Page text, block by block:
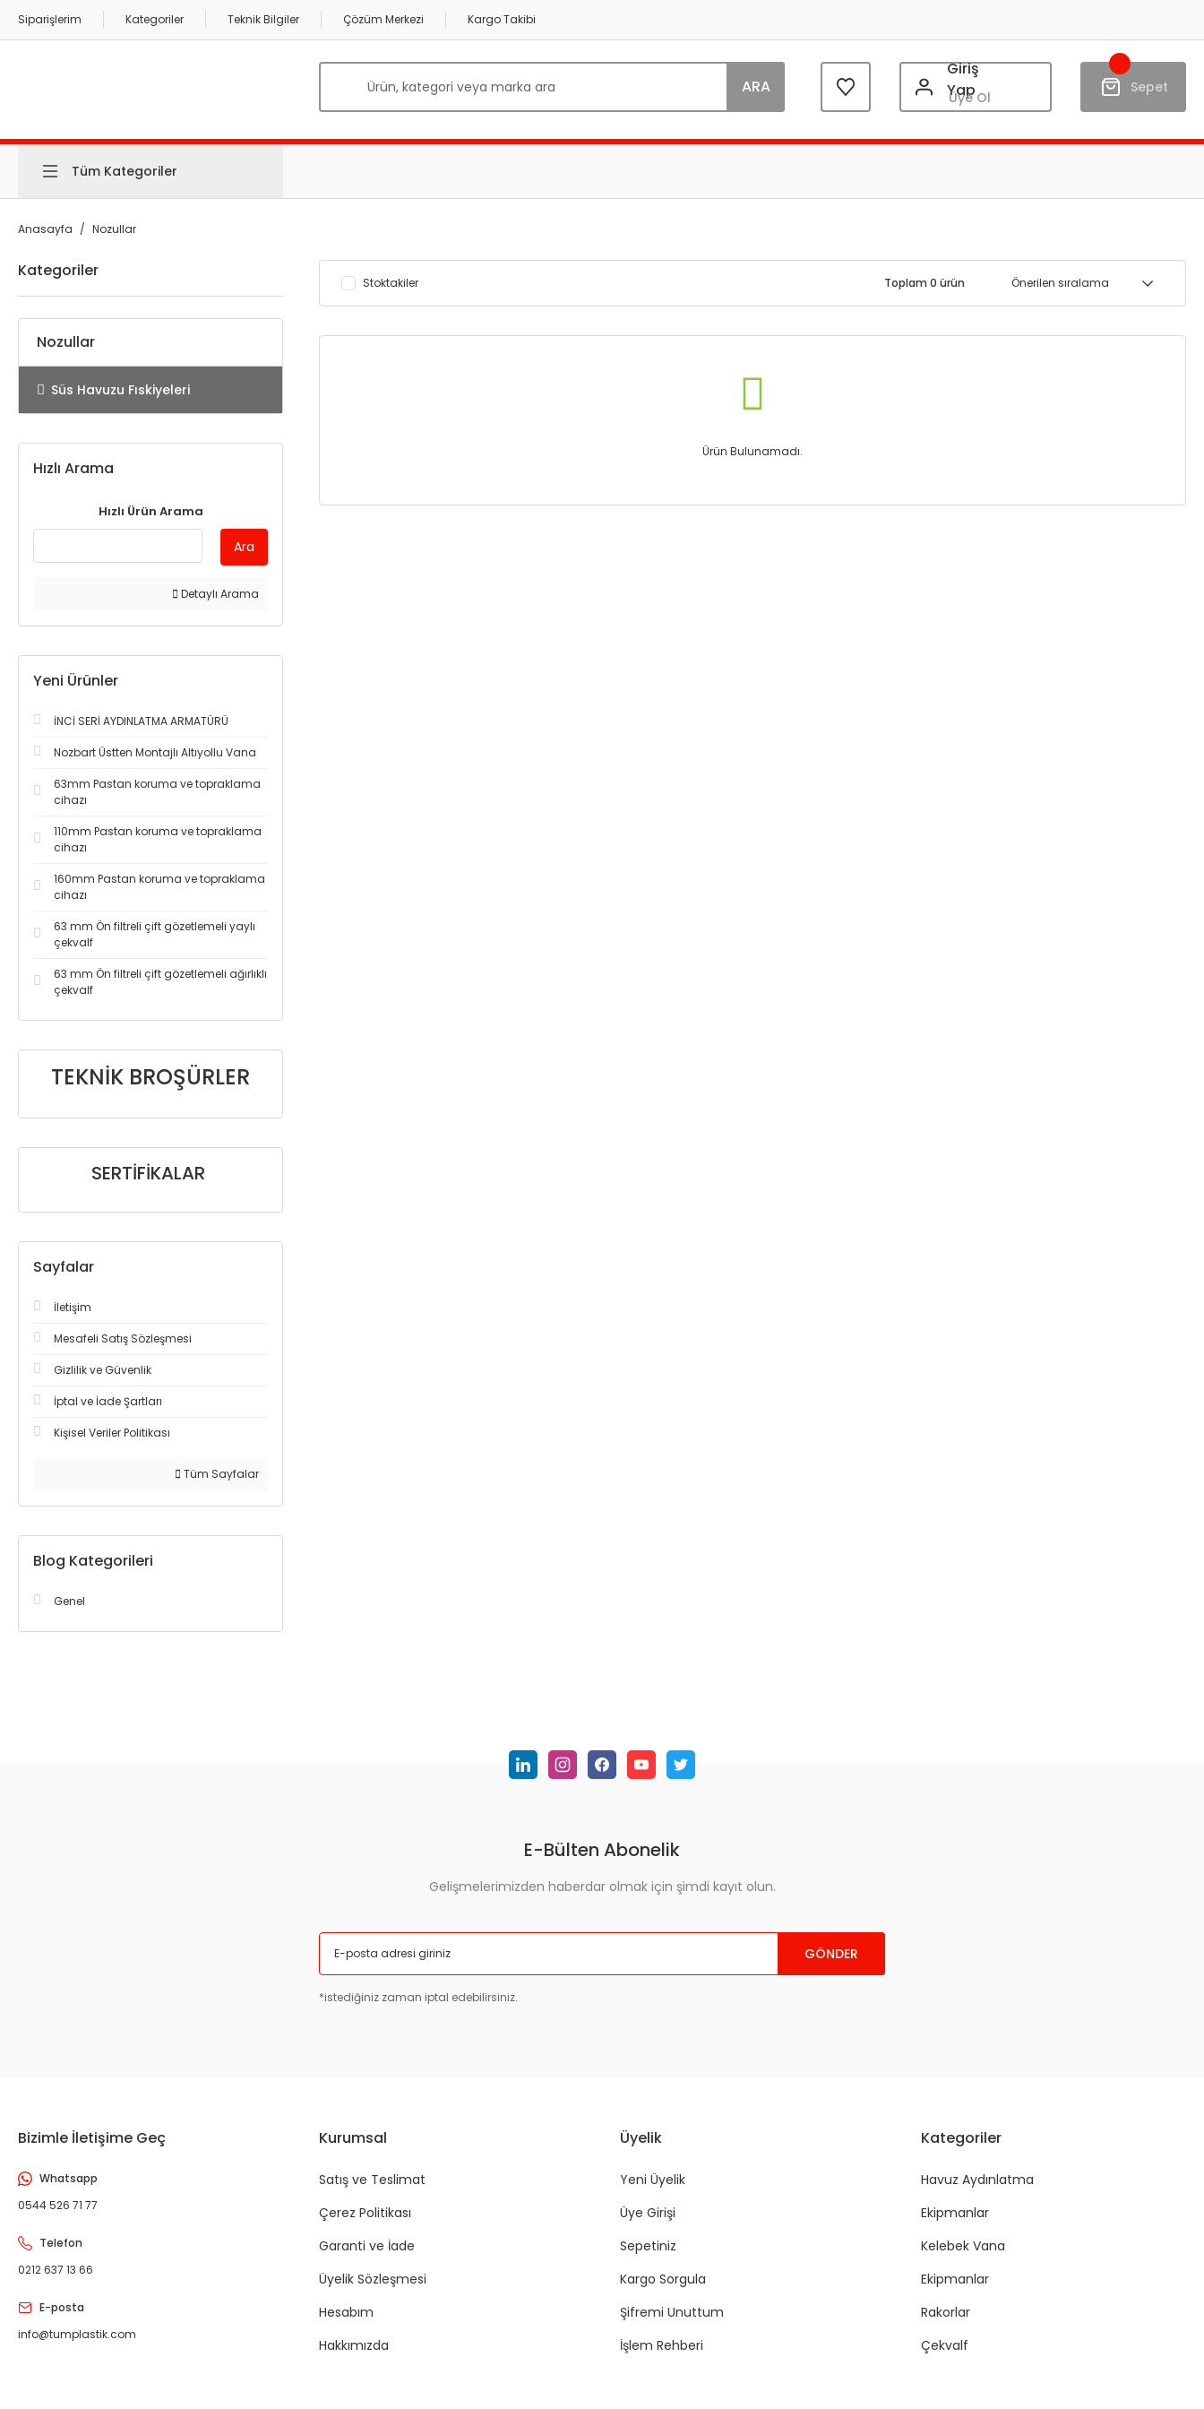
Siparişlerim Kategoriler Teknik Bilgiler Çözüm Merkezi Kargo Takibi
ARA
Giriş
Yap
Üye Ol
Sepet
Tüm Kategoriler
Anasayfa Nozullar
Kategoriler
Nozullar
Süs Havuzu Fıskiyeleri
Hızlı Arama
Hızlı Ürün Arama
Ara
Detaylı Arama
Yeni Ürünler
İNCİ SERİ AYDINLATMA ARMATÜRÜ
Nozbart Üstten Montajlı Altıyollu Vana
63mm Pastan koruma ve topraklama
cihazı
110mm Pastan koruma ve topraklama
cihazı
160mm Pastan koruma ve topraklama
cihazı
63 mm Ön filtreli çift gözetlemeli yaylı
çekvalf
63 mm Ön filtreli çift gözetlemeli ağırlıklı
çekvalf
TEKNİK BROŞÜRLER
SERTİFİKALAR
Sayfalar
İletişim
Mesafeli Satış Sözleşmesi
Gizlilik ve Güvenlik
İptal ve İade Şartları
Kişisel Veriler Politikası
Tüm Sayfalar
Blog Kategorileri
Genel
Stoktakiler Toplam 0 ürün
Ürün Bulunamadı.
E-Bülten Abonelik
Gelişmelerimizden haberdar olmak için şimdi kayıt olun.
GÖNDER
*istediğiniz zaman iptal edebilirsiniz.
Bizimle İletişime Geç
Whatsapp
0544 526 71 77
Telefon
0212 637 13 66
E-posta
info@tumplastik.com
Kurumsal
Satış ve Teslimat
Çerez Politikası
Garanti ve İade
Üyelik Sözleşmesi
Hesabım
Hakkımızda
Üyelik
Yeni Üyelik
Üye Girişi
Sepetiniz
Kargo Sorgula
Şifremi Unuttum
İşlem Rehberi
Kategoriler
Havuz Aydınlatma
Ekipmanlar
Kelebek Vana
Ekipmanlar
Rakorlar
Çekvalf